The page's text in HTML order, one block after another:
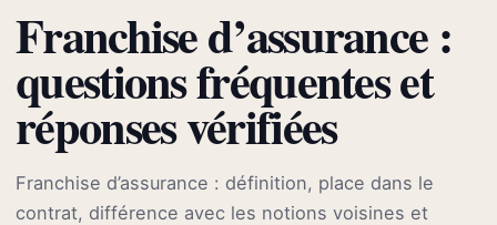
Franchise d’assurance :
questions fréquentes et
réponses vérifiées
Franchise d’assurance : définition, place dans le
contrat, différence avec les notions voisines et